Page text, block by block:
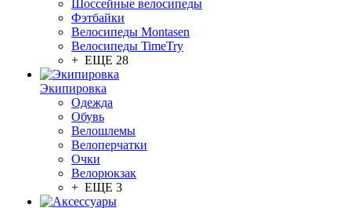
Шоссейные велосипеды
Фэтбайки
Велосипеды Montasen
Велосипеды TimeTry
+ ЕЩЕ 28
Экипировка
Одежда
Обувь
Велошлемы
Велоперчатки
Очки
Велорюкзак
+ ЕЩЕ 3